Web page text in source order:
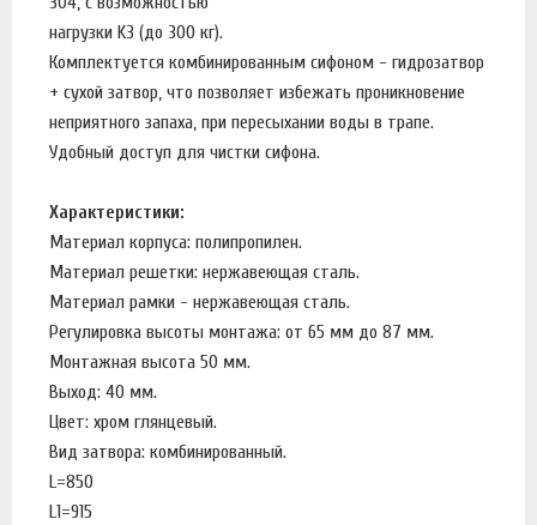
нагрузки K3 (до 300 кг).
Комплектуется комбинированным сифоном - гидрозатвор
+ сухой затвор, что позволяет избежать проникновение
неприятного запаха, при пересыхании воды в трапе.
Удобный доступ для чистки сифона.
Характеристики:
Материал корпуса: полипропилен.
Материал решетки: нержавеющая сталь.
Материал рамки - нержавеющая сталь.
Регулировка высоты монтажа: от 65 мм до 87 мм.
Монтажная высота 50 мм.
Выход: 40 мм.
Цвет: хром глянцевый.
Вид затвора: комбинированный.
L=850
L1=915